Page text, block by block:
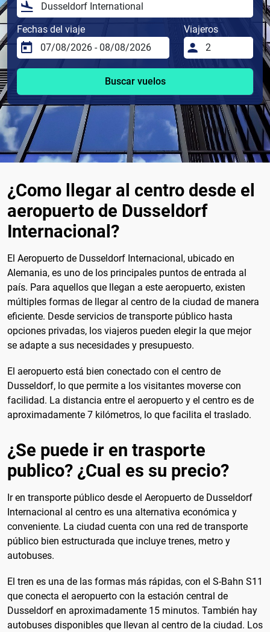
Fechas del viaje Viajeros
Buscar vuelos
¿Como llegar al centro desde el
aeropuerto de Dusseldorf
Internacional?
El Aeropuerto de Dusseldorf Internacional, ubicado en
Alemania, es uno de los principales puntos de entrada al
país. Para aquellos que llegan a este aeropuerto, existen
múltiples formas de llegar al centro de la ciudad de manera
eficiente. Desde servicios de transporte público hasta
opciones privadas, los viajeros pueden elegir la que mejor
se adapte a sus necesidades y presupuesto.
El aeropuerto está bien conectado con el centro de
Dusseldorf, lo que permite a los visitantes moverse con
facilidad. La distancia entre el aeropuerto y el centro es de
aproximadamente 7 kilómetros, lo que facilita el traslado.
¿Se puede ir en trasporte
publico? ¿Cual es su precio?
Ir en transporte público desde el Aeropuerto de Dusseldorf
Internacional al centro es una alternativa económica y
conveniente. La ciudad cuenta con una red de transporte
público bien estructurada que incluye trenes, metro y
autobuses.
El tren es una de las formas más rápidas, con el S-Bahn S11
que conecta el aeropuerto con la estación central de
Dusseldorf en aproximadamente 15 minutos. También hay
autobuses disponibles que llevan al centro de la ciudad. Los